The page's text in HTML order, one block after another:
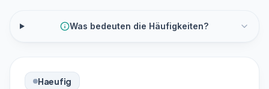
Was bedeuten die Häufigkeiten?
Haeufig